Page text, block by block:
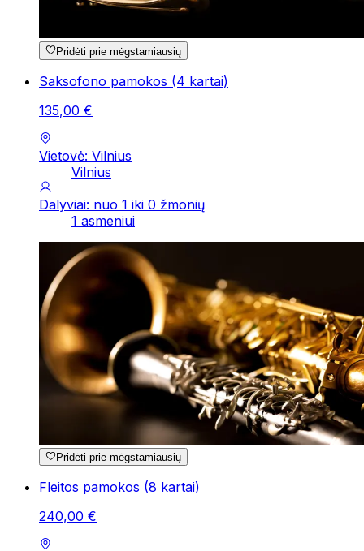
Pridėti prie mėgstamiausių
Saksofono pamokos (4 kartai)
135,00 €
Vietovė: Vilnius
Vilnius
Dalyviai: nuo 1 iki 0 žmonių
1 asmeniui
Pridėti prie mėgstamiausių
Fleitos pamokos (8 kartai)
240,00 €